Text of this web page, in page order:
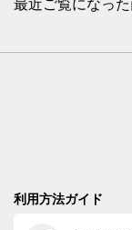
最近ご覧になった
利用方法ガイド